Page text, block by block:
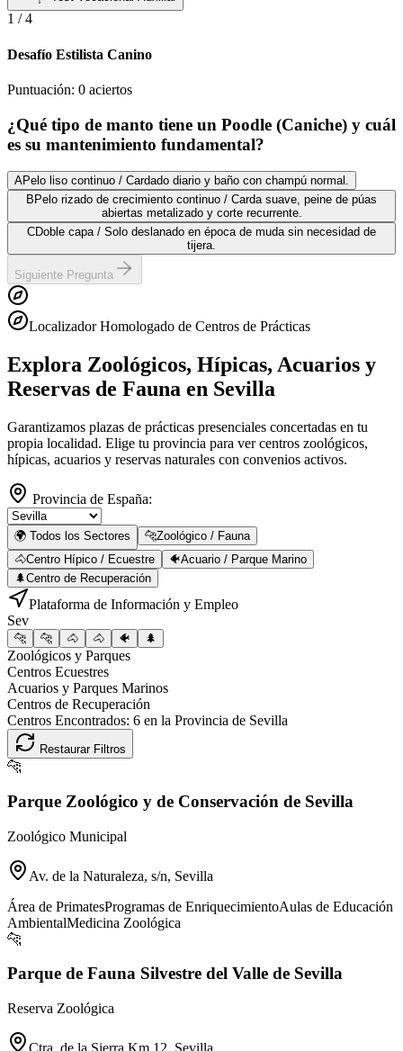
1 /4
Desafío Estilista Canino
Puntuación: 0 aciertos
¿Qué tipo de manto tiene un Poodle (Caniche) y cuál
es su mantenimiento fundamental?
APelo liso continuo / Cardado diario y baño con champú normal.
B Pelo rizado de crecimiento continuo / Carda suave, peine de púas
abiertas metalizado y corte recurrente.
CDoble capa / Solo deslanado en época de muda sin necesidad de
tijera.
Siguiente Pregunta
Localizador Homologado de Centros de Prácticas
Explora Zoológicos, Hípicas, Acuarios y
Reservas de Fauna en Sevilla
Garantizamos plazas de prácticas presenciales concertadas en tu
propia localidad. Elige tu provincia para ver centros zoológicos,
hípicas, acuarios y reservas naturales con convenios activos.
Provincia de España:
🌍 Todos los Sectores 🐆Zoológico / Fauna
🐴Centro Hípico / Ecuestre 🐠Acuario / Parque Marino
🌲Centro de Recuperación
Plataforma de Información y Empleo
Sev
🐆 🐆 🐴 🐴 🐠 🌲
Zoológicos y Parques
Centros Ecuestres
Acuarios y Parques Marinos
Centros de Recuperación
Centros Encontrados: 6 en la Provincia de Sevilla
Restaurar Filtros
🐆
Parque Zoológico y de Conservación de Sevilla
Zoológico Municipal
Av. de la Naturaleza, s/n, Sevilla
Área de PrimatesProgramas de EnriquecimientoAulas de Educación
AmbientalMedicina Zoológica
🐆
Parque de Fauna Silvestre del Valle de Sevilla
Reserva Zoológica
Ctra. de la Sierra Km 12, Sevilla